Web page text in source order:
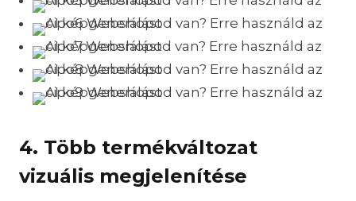
4. Több termékváltozat
vizuális megjelenítése